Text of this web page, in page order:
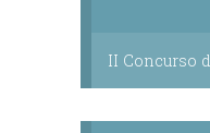
II Concurso